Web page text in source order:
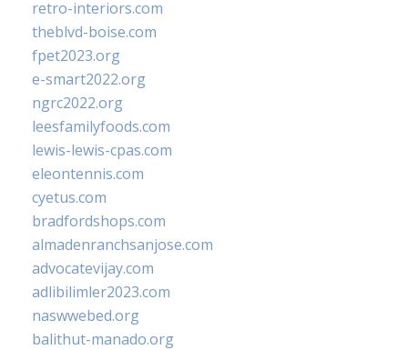
retro-interiors.com
theblvd-boise.com
fpet2023.org
e-smart2022.org
ngrc2022.org
leesfamilyfoods.com
lewis-lewis-cpas.com
eleontennis.com
cyetus.com
bradfordshops.com
almadenranchsanjose.com
advocatevijay.com
adlibilimler2023.com
naswwebed.org
balithut-manado.org